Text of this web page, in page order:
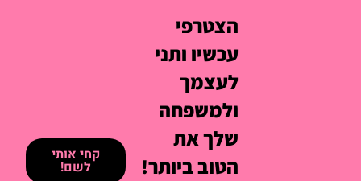
הצטרפי
עכשיו ותני
לעצמך
ולמשפחה
שלך את
הטוב ביותר!
קחי אותי
לשם!